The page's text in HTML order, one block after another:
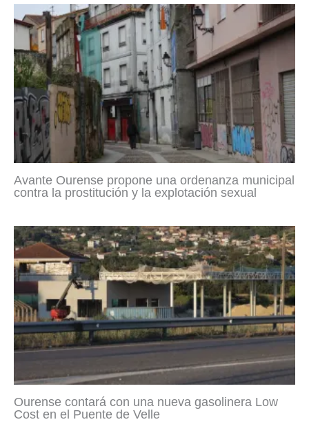
Avante Ourense propone una ordenanza municipal
contra la prostitución y la explotación sexual
Ourense contará con una nueva gasolinera Low
Cost en el Puente de Velle